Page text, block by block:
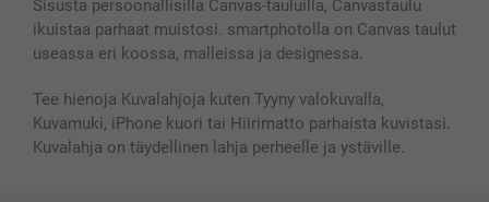
Valokuvakehykset & Lisätarvikkeet
Lahjakortti
Kaikki kuvatuotteet
Sisusta persoonallisilla Canvas-tauluilla, Canvastaulu
ikuistaa parhaat muistosi. smartphotolla on Canvas taulut
useassa eri koossa, malleissa ja designessa.
Tee hienoja Kuvalahjoja kuten Tyyny valokuvalla,
Kuvamuki, iPhone kuori tai Hiirimatto parhaista kuvistasi.
Kuvalahja on täydellinen lahja perheelle ja ystäville.